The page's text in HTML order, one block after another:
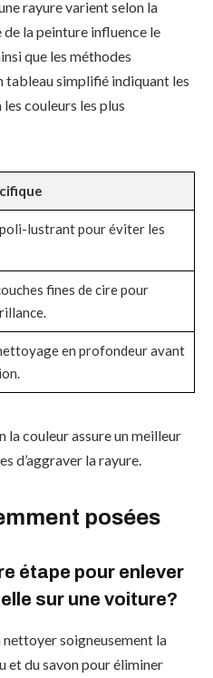
rayure varient selon la
la peinture influence le
que les méthodes
tableau simplifié indiquant les
couleurs les plus
lustrant pour éviter les
fines de cire pour
en profondeur avant
la couleur assure un meilleur
d’aggraver la rayure.
posées
étape pour enlever
sur une voiture?
soigneusement la
et du savon pour éliminer